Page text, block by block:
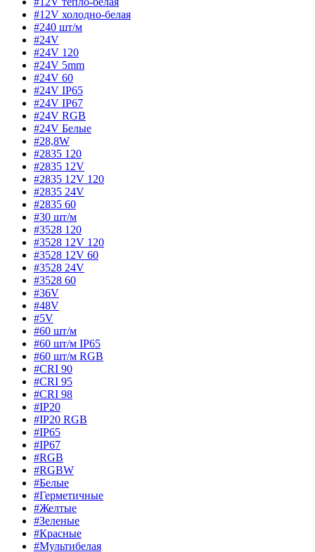
#12V холодно-белая
#240 шт/м
#24V
#24V 120
#24V 5mm
#24V 60
#24V IP65
#24V IP67
#24V RGB
#24V Белые
#28,8W
#2835 120
#2835 12V
#2835 12V 120
#2835 24V
#2835 60
#30 шт/м
#3528 120
#3528 12V 120
#3528 12V 60
#3528 24V
#3528 60
#36V
#48V
#5V
#60 шт/м
#60 шт/м IP65
#60 шт/м RGB
#CRI 90
#CRI 95
#CRI 98
#IP20
#IP20 RGB
#IP65
#IP67
#RGB
#RGBW
#Белые
#Герметичные
#Желтые
#Зеленые
#Красные
#Мультибелая